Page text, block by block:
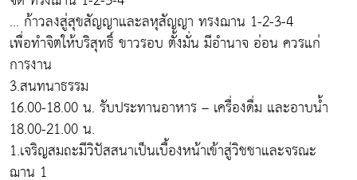
... ก้าวลงสู่สุขสัญญาและลหุสัญญา ทรงฌาน 1-2-3-4
เพื่อทำจิตให้บริสุทธิ์ ขาวรอบ ตั้งมั่น มีอำนาจ อ่อน ควรแก่
การงาน
3.สนทนาธรรม
16.00-18.00 น. รับประทานอาหาร – เครื่องดื่ม และอาบน้ำ
18.00-21.00 น.
1.เจริญสมถะมีวิปัสสนาเป็นเบื้องหน้าเข้าสู่วิชชาและจรณะ
ฌาน 1